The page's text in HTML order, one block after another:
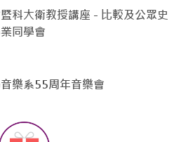
科大衛教授講座 - 比較及公眾史
同學會
樂系55周年音樂會